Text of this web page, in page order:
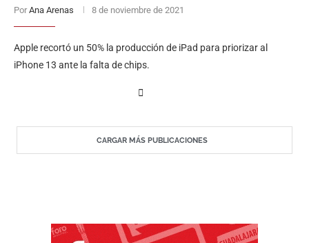
Por Ana Arenas 8 de noviembre de 2021
Apple recortó un 50% la producción de iPad para priorizar al
iPhone 13 ante la falta de chips.
CARGAR MÁS PUBLICACIONES